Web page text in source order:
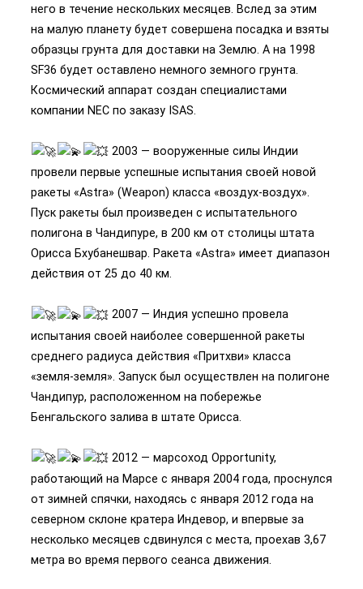
него в течение нескольких месяцев. Вслед за этим
на малую планету будет совершена посадка и взяты
образцы грунта для доставки на Землю. А на 1998
SF36 будет оставлено немного земного грунта.
Космический аппарат создан специалистами
компании NEC по заказу ISAS.
2003 — вооруженные силы Индии
провели первые успешные испытания своей новой
ракеты «Astra» (Weapon) класса «воздух-воздух».
Пуск ракеты был произведен с испытательного
полигона в Чандипуре, в 200 км от столицы штата
Орисса Бхубанешвар. Ракета «Astra» имеет диапазон
действия от 25 до 40 км.
2007 — Индия успешно провела
испытания своей наиболее совершенной ракеты
среднего радиуса действия «Притхви» класса
«земля-земля». Запуск был осуществлен на полигоне
Чандипур, расположенном на побережье
Бенгальского залива в штате Орисса.
2012 — марсоход Opportunity,
работающий на Марсе с января 2004 года, проснулся
от зимней спячки, находясь с января 2012 года на
северном склоне кратера Индевор, и впервые за
несколько месяцев сдвинулся с места, проехав 3,67
метра во время первого сеанса движения.